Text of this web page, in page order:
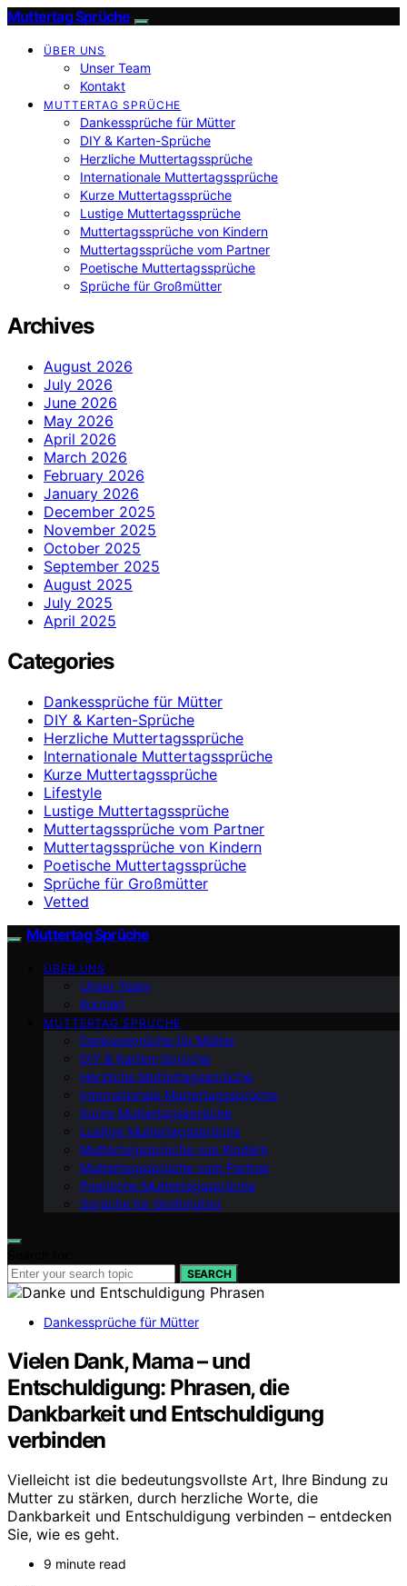
Muttertag Sprüche
ÜBER UNS
Unser Team
Kontakt
MUTTERTAG SPRÜCHE
Dankessprüche für Mütter
DIY & Karten-Sprüche
Herzliche Muttertagssprüche
Internationale Muttertagssprüche
Kurze Muttertagssprüche
Lustige Muttertagssprüche
Muttertagssprüche von Kindern
Muttertagssprüche vom Partner
Poetische Muttertagssprüche
Sprüche für Großmütter
Archives
August 2026
July 2026
June 2026
May 2026
April 2026
March 2026
February 2026
January 2026
December 2025
November 2025
October 2025
September 2025
August 2025
July 2025
April 2025
Categories
Dankessprüche für Mütter
DIY & Karten-Sprüche
Herzliche Muttertagssprüche
Internationale Muttertagssprüche
Kurze Muttertagssprüche
Lifestyle
Lustige Muttertagssprüche
Muttertagssprüche vom Partner
Muttertagssprüche von Kindern
Poetische Muttertagssprüche
Sprüche für Großmütter
Vetted
Muttertag Sprüche
ÜBER UNS
Unser Team
Kontakt
MUTTERTAG SPRÜCHE
Dankessprüche für Mütter
DIY & Karten-Sprüche
Herzliche Muttertagssprüche
Internationale Muttertagssprüche
Kurze Muttertagssprüche
Lustige Muttertagssprüche
Muttertagssprüche von Kindern
Muttertagssprüche vom Partner
Poetische Muttertagssprüche
Sprüche für Großmütter
SEARCH
Dankessprüche für Mütter
Vielen Dank, Mama – und
Entschuldigung: Phrasen, die
Dankbarkeit und Entschuldigung
verbinden
Vielleicht ist die bedeutungsvollste Art, Ihre Bindung zu
Mutter zu stärken, durch herzliche Worte, die
Dankbarkeit und Entschuldigung verbinden – entdecken
Sie, wie es geht.
9 minute read